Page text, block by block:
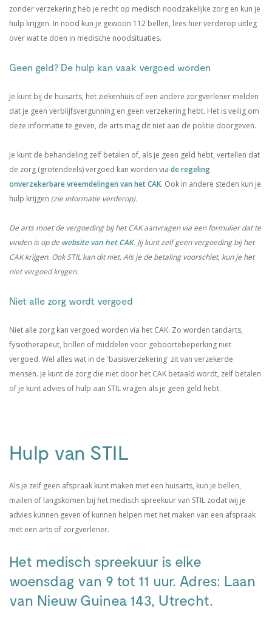
zonder verzekering heb je recht op medisch noodzakelijke zorg en kun je
hulp krijgen. In nood kun je gewoon 112 bellen, lees hier verderop uitleg
over wat te doen in medische noodsituaties.
Geen geld? De hulp kan vaak vergoed worden
Je kunt bij de huisarts, het ziekenhuis of een andere zorgverlener melden
dat je geen verblijfsvergunning en geen verzekering hebt. Het is veilig om
deze informatie te geven, de arts mag dit niet aan de politie doorgeven.
Je kunt de behandeling zelf betalen of, als je geen geld hebt, vertellen dat
de zorg (grotendeels) vergoed kan worden via de regeling
onverzekerbare vreemdelingen van het CAK. Ook in andere steden kun je
hulp krijgen (zie informatie verderop).
De arts moet de vergoeding bij het CAK aanvragen via een formulier dat te
vinden is op de website van het CAK. Jij kunt zelf geen vergoeding bij het
CAK krijgen. Ook STIL kan dit niet. Als je de betaling voorschiet, kun je het
niet vergoed krijgen.
Niet alle zorg wordt vergoed
Niet alle zorg kan vergoed worden via het CAK. Zo worden tandarts,
fysiotherapeut, brillen of middelen voor geboortebeperking niet
vergoed. Wel alles wat in de 'basisverzekering' zit van verzekerde
mensen. Je kunt de zorg die niet door het CAK betaald wordt, zelf betalen
of je kunt advies of hulp aan STIL vragen als je geen geld hebt.
Hulp van STIL
Als je zelf geen afspraak kunt maken met een huisarts, kun je bellen,
mailen of langskomen bij het medisch spreekuur van STIL zodat wij je
advies kunnen geven of kunnen helpen met het maken van een afspraak
met een arts of zorgverlener.
Het medisch spreekuur is elke
woensdag van 9 tot 11 uur. Adres: Laan
van Nieuw Guinea 143, Utrecht.